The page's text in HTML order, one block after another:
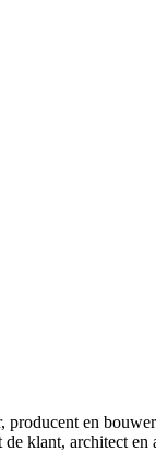
en
klant, architect en